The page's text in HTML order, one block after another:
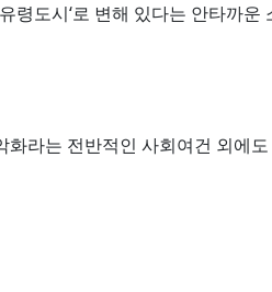
령도시‘로 변해 있다는 안타까운
라는 전반적인 사회여건 외에